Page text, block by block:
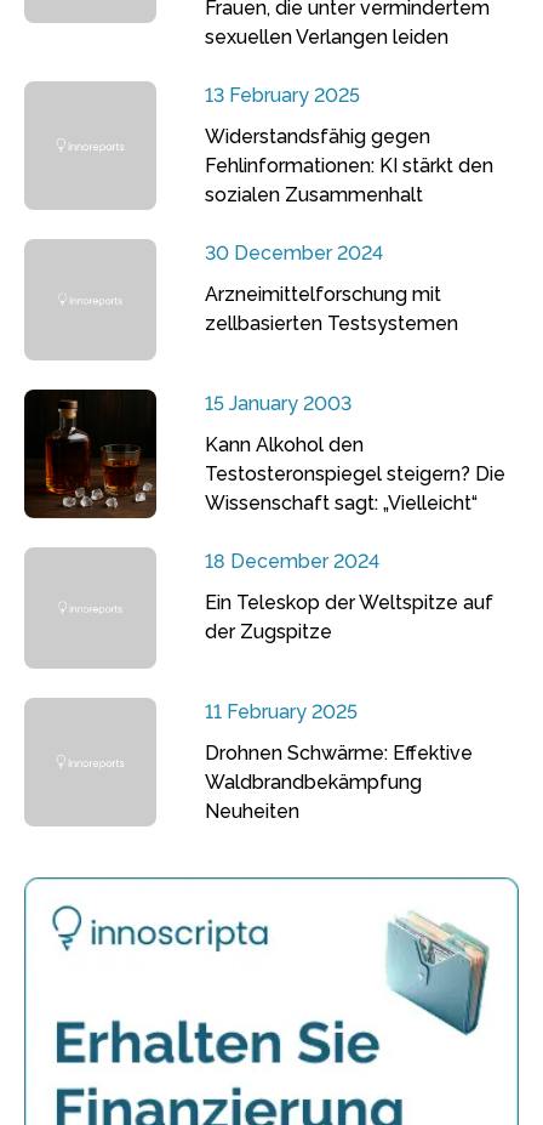
Frauen, die unter vermindertem
sexuellen Verlangen leiden
13 February 2025
Widerstandsfähig gegen
Fehlinformationen: KI stärkt den
sozialen Zusammenhalt
30 December 2024
Arzneimittelforschung mit
zellbasierten Testsystemen
15 January 2003
Kann Alkohol den
Testosteronspiegel steigern? Die
Wissenschaft sagt: „Vielleicht“
18 December 2024
Ein Teleskop der Weltspitze auf
der Zugspitze
11 February 2025
Drohnen Schwärme: Effektive
Waldbrandbekämpfung
Neuheiten